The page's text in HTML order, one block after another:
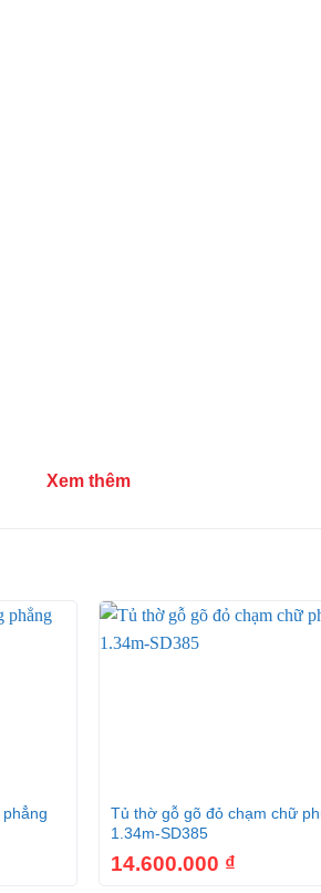
Xem thêm
Tủ thờ gỗ gõ đỏ chạm chữ
1.34m-SD385
14.600.000 ₫